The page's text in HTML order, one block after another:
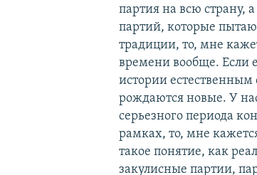
партия на всю страну,
партий, которые
традиции, то, мне
времени вообще. Если
истории
рождаются новые. У
серьезного периода
рамках, то, мне
такое понятие, как
закулисные партии,